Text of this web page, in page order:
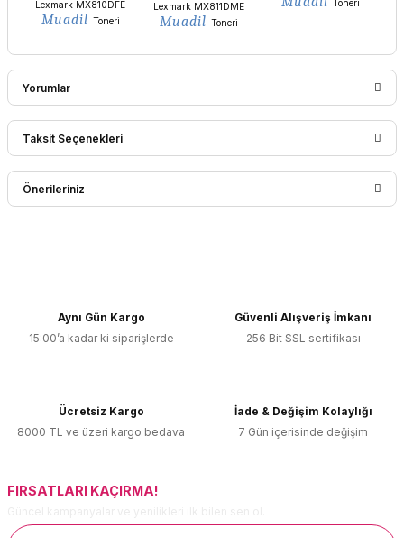
Lexmark MX810DFE
Muadil Toneri
Lexmark MX811DME
Muadil Toneri
Toneri
Yorumlar
Bu ürüne ilk yorumu siz yapın!
Taksit Seçenekleri
Önerileriniz
Ürün resmi kalitesiz, bozuk veya görüntülenemiyor.
Ürün fiyatı diğer sitelerden daha pahalı.
Bu ürüne benzer farklı alternatifler olmalı.
Aynı Gün Kargo
15:00’a kadar ki siparişlerde
Güvenli Alışveriş İmkanı
256 Bit SSL sertifikası
Ücretsiz Kargo
8000 TL ve üzeri kargo bedava
İade & Değişim Kolaylığı
7 Gün içerisinde değişim
FIRSATLARI KAÇIRMA!